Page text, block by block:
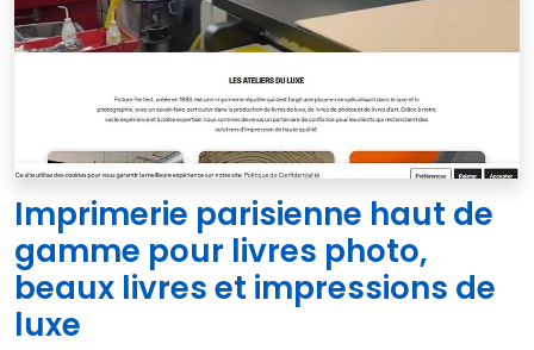
Imprimerie parisienne haut de
gamme pour livres photo,
beaux livres et impressions de
luxe